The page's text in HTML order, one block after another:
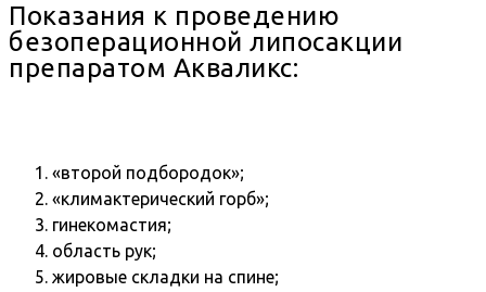
Показания к проведению
безоперационной липосакции
препаратом Акваликс:
«второй подбородок»;
«климактерический горб»;
гинекомастия;
область рук;
жировые складки на спине;